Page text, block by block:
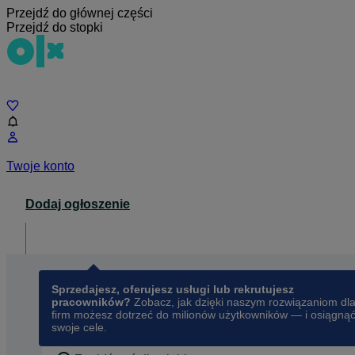
Przejdź do głównej części
Przejdź do stopki
Twoje konto
Dodaj ogłoszenie
Sprzedajesz, oferujesz usługi lub rekrutujesz
pracowników? Zobacz, jak dzięki naszym rozwiązaniom dla
firm możesz dotrzeć do milionów użytkowników — i osiągnąć
swoje cele.